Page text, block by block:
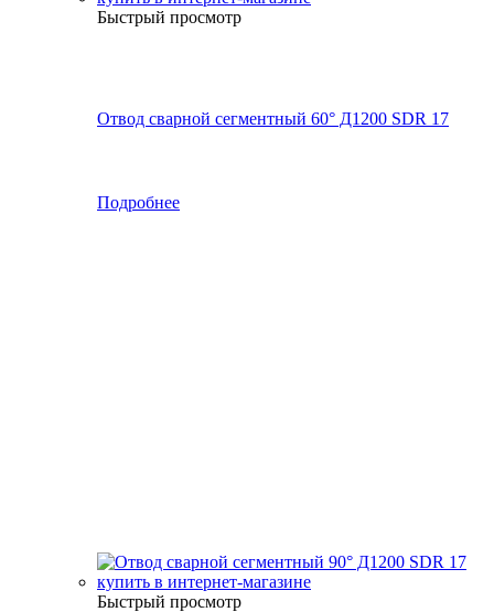
Быстрый просмотр
Отвод сварной сегментный 60° Д1200 SDR 17
Подробнее
Быстрый просмотр